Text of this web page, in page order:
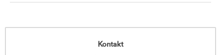
Kontakt